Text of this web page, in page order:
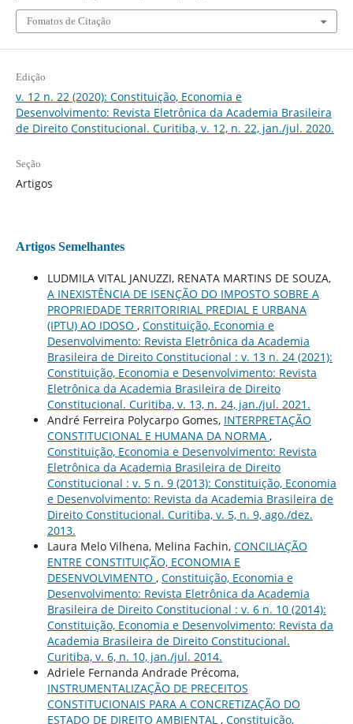
Fomatos de Citação
Edição
v. 12 n. 22 (2020): Constituição, Economia e
Desenvolvimento: Revista Eletrônica da Academia Brasileira
de Direito Constitucional. Curitiba, v. 12, n. 22, jan./jul. 2020.
Seção
Artigos
Artigos Semelhantes
LUDMILA VITAL JANUZZI, RENATA MARTINS DE SOUZA,
A INEXISTÊNCIA DE ISENÇÃO DO IMPOSTO SOBRE A
PROPRIEDADE TERRITORIRIAL PREDIAL E URBANA
(IPTU) AO IDOSO , Constituição, Economia e
Desenvolvimento: Revista Eletrônica da Academia
Brasileira de Direito Constitucional : v. 13 n. 24 (2021):
Constituição, Economia e Desenvolvimento: Revista
Eletrônica da Academia Brasileira de Direito
Constitucional. Curitiba, v. 13, n. 24, jan./jul. 2021.
André Ferreira Polycarpo Gomes, INTERPRETAÇÃO
CONSTITUCIONAL E HUMANA DA NORMA ,
Constituição, Economia e Desenvolvimento: Revista
Eletrônica da Academia Brasileira de Direito
Constitucional : v. 5 n. 9 (2013): Constituição, Economia
e Desenvolvimento: Revista da Academia Brasileira de
Direito Constitucional. Curitiba, v. 5, n. 9, ago./dez.
2013.
Laura Melo Vilhena, Melina Fachin, CONCILIAÇÃO
ENTRE CONSTITUIÇÃO, ECONOMIA E
DESENVOLVIMENTO , Constituição, Economia e
Desenvolvimento: Revista Eletrônica da Academia
Brasileira de Direito Constitucional : v. 6 n. 10 (2014):
Constituição, Economia e Desenvolvimento: Revista da
Academia Brasileira de Direito Constitucional.
Curitiba, v. 6, n. 10, jan./jul. 2014.
Adriele Fernanda Andrade Précoma,
INSTRUMENTALIZAÇÃO DE PRECEITOS
CONSTITUCIONAIS PARA A CONCRETIZAÇÃO DO
ESTADO DE DIREITO AMBIENTAL , Constituição,